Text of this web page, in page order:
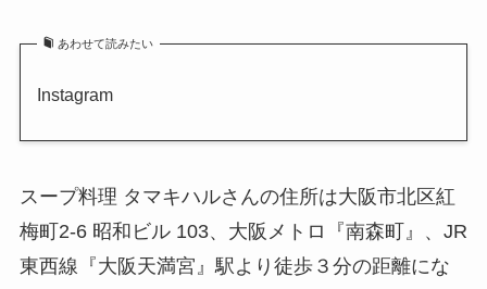
あわせて読みたい
Instagram
スープ料理 タマキハルさんの住所は大阪市北区紅
梅町2-6 昭和ビル 103、大阪メトロ『南森町』、JR
東西線『大阪天満宮』駅より徒歩３分の距離にな